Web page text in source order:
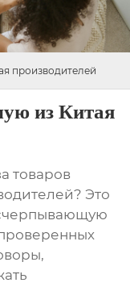
производителей
из Китая
товаров
Это